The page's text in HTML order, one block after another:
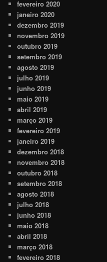
fevereiro 2020
janeiro 2020
dezembro 2019
novembro 2019
outubro 2019
setembro 2019
agosto 2019
julho 2019
junho 2019
maio 2019
abril 2019
março 2019
fevereiro 2019
janeiro 2019
dezembro 2018
novembro 2018
outubro 2018
setembro 2018
agosto 2018
julho 2018
junho 2018
maio 2018
abril 2018
março 2018
fevereiro 2018